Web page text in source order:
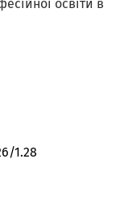
освіти в
1.28